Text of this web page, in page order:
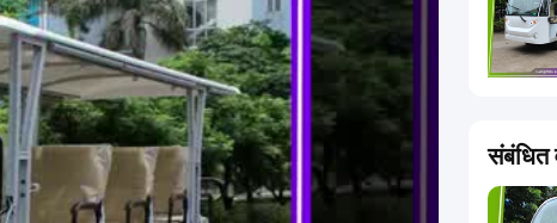
संबंधित